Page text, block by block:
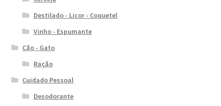
Destilado - Licor - Coquetel
Vinho - Espumante
Cão - Gato
Ração
Cuidado Pessoal
Desodorante